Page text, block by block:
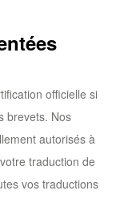
officielle si
brevets. Nos
autorisés à
traduction de
vos traductions